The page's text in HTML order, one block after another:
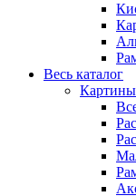
Весь каталог